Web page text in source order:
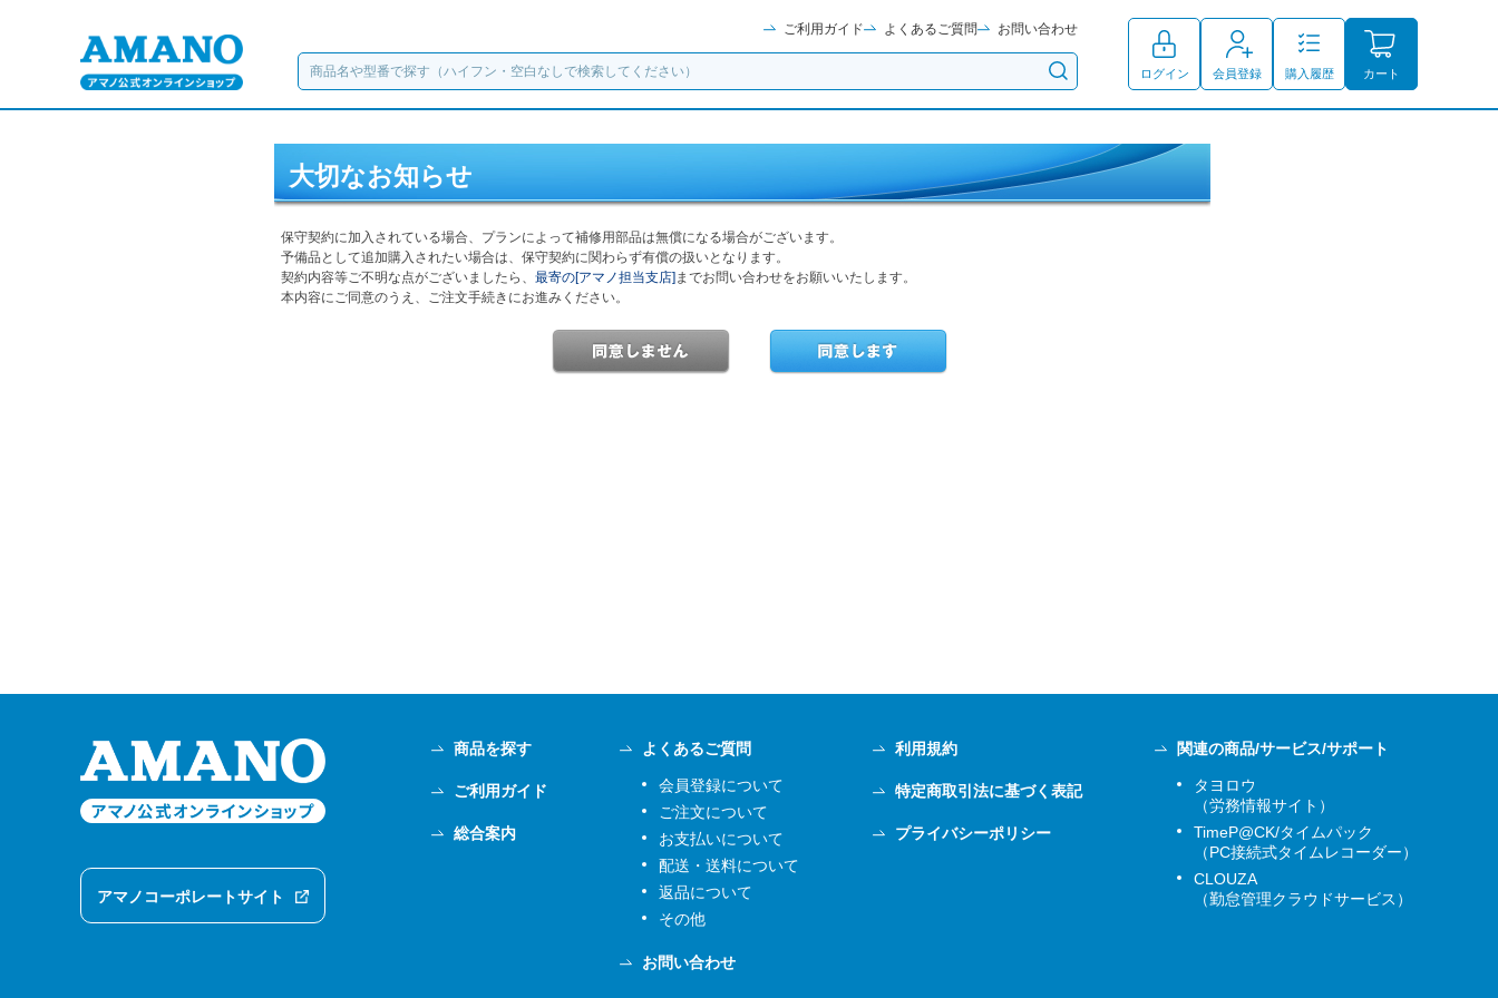
ご利用ガイド よくあるご質問 お問い合わせ
ログイン 会員登録 購入履歴 カート
大切なお知らせ
保守契約に加入されている場合、プランによって補修用部品は無償になる場合がございます。
予備品として追加購入されたい場合は、保守契約に関わらず有償の扱いとなります。
契約内容等ご不明な点がございましたら、 最寄の[アマノ担当支店] までお問い合わせをお願いいたします。
本内容にご同意のうえ、ご注文手続きにお進みください。
アマノコーポレートサイト
商品を探す
ご利用ガイド
総合案内
よくあるご質問
会員登録について
ご注文について
お支払いについて
配送・送料について
返品について
その他
お問い合わせ
利用規約
特定商取引法に基づく表記
プライバシーポリシー
関連の商品/サービス/サポート
タヨロウ
（労務情報サイト）
TimeP@CK/タイムパック
（PC接続式タイムレコーダー）
CLOUZA
（勤怠管理クラウドサービス）